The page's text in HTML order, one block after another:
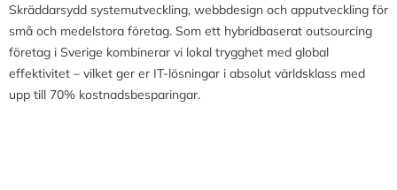
Skräddarsydd systemutveckling, webbdesign och apputveckling för
små och medelstora företag. Som ett hybridbaserat outsourcing
företag i Sverige kombinerar vi lokal trygghet med global
effektivitet – vilket ger er IT-lösningar i absolut världsklass med
upp till 70% kostnadsbesparingar.